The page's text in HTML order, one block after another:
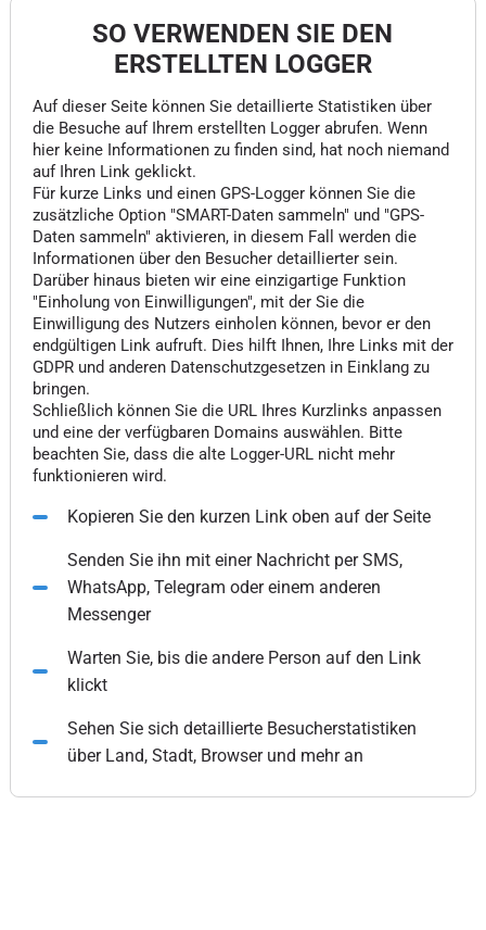
SO VERWENDEN SIE DEN
ERSTELLTEN LOGGER
Auf dieser Seite können Sie detaillierte Statistiken über
die Besuche auf Ihrem erstellten Logger abrufen. Wenn
hier keine Informationen zu finden sind, hat noch niemand
auf Ihren Link geklickt.
Für kurze Links und einen GPS-Logger können Sie die
zusätzliche Option "SMART-Daten sammeln" und "GPS-
Daten sammeln" aktivieren, in diesem Fall werden die
Informationen über den Besucher detaillierter sein.
Darüber hinaus bieten wir eine einzigartige Funktion
"Einholung von Einwilligungen", mit der Sie die
Einwilligung des Nutzers einholen können, bevor er den
endgültigen Link aufruft. Dies hilft Ihnen, Ihre Links mit der
GDPR und anderen Datenschutzgesetzen in Einklang zu
bringen.
Schließlich können Sie die URL Ihres Kurzlinks anpassen
und eine der verfügbaren Domains auswählen. Bitte
beachten Sie, dass die alte Logger-URL nicht mehr
funktionieren wird.
Kopieren Sie den kurzen Link oben auf der Seite
Senden Sie ihn mit einer Nachricht per SMS,
WhatsApp, Telegram oder einem anderen
Messenger
Warten Sie, bis die andere Person auf den Link
klickt
Sehen Sie sich detaillierte Besucherstatistiken
über Land, Stadt, Browser und mehr an